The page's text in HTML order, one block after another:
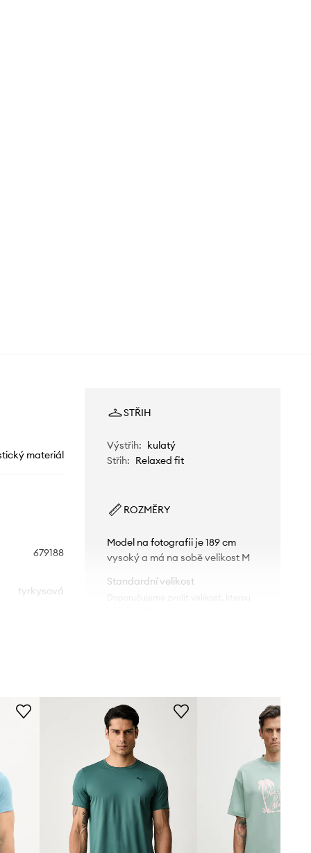
materiál
679188
tyrkysová
STŘIH
Výstřih: kulatý
Střih: Relaxed fit
ROZMĚRY
Model na fotografii je 189 cm
vysoký a má na sobě velikost M
Standardní velikost
Doporučujeme zvolit velikost, kterou